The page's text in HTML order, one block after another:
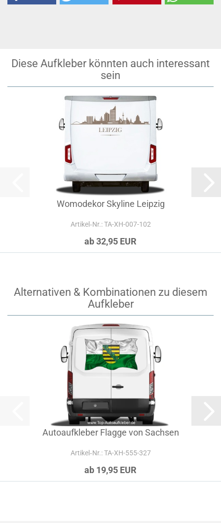
Diese Aufkleber könnten auch interessant
sein
Womodekor Skyline Leipzig
Artikel‑Nr.: TA-XH-007-102
ab 32,95 EUR
Alternativen & Kombinationen zu diesem
Aufkleber
Autoaufkleber Flagge von Sachsen
Artikel‑Nr.: TA-XH-555-327
ab 19,95 EUR